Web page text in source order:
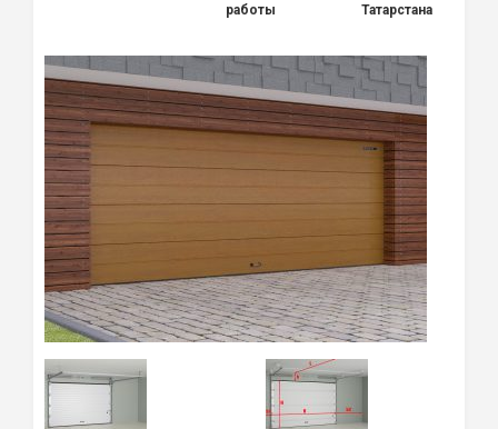
работы
Татарстана